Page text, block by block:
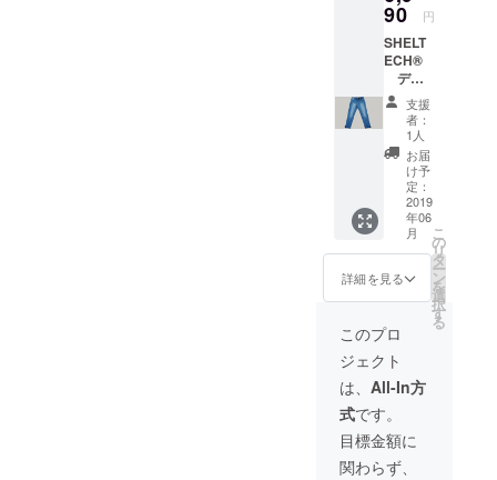
コット
ン x
ナイロ
ン
90 円
SHELT
ECH®
デニ
ム ロ
ングパ
ンツ ・
全国一
律送料
無料 ・
画像に
より現
物とは
多少異
なる場
合があ
りま
す。 ・
素材：
コット
ン x
ナイロ
ン x
スト
レッチ
支援
者：
1人
お届
け予
定：
2019
年06
月
詳細を見る
こ
の
リ
タ
ー
ン
を
選
択
す
る
このプロ
ジェクト
は、 All-In方
式です。
目標金額に
関わらず、